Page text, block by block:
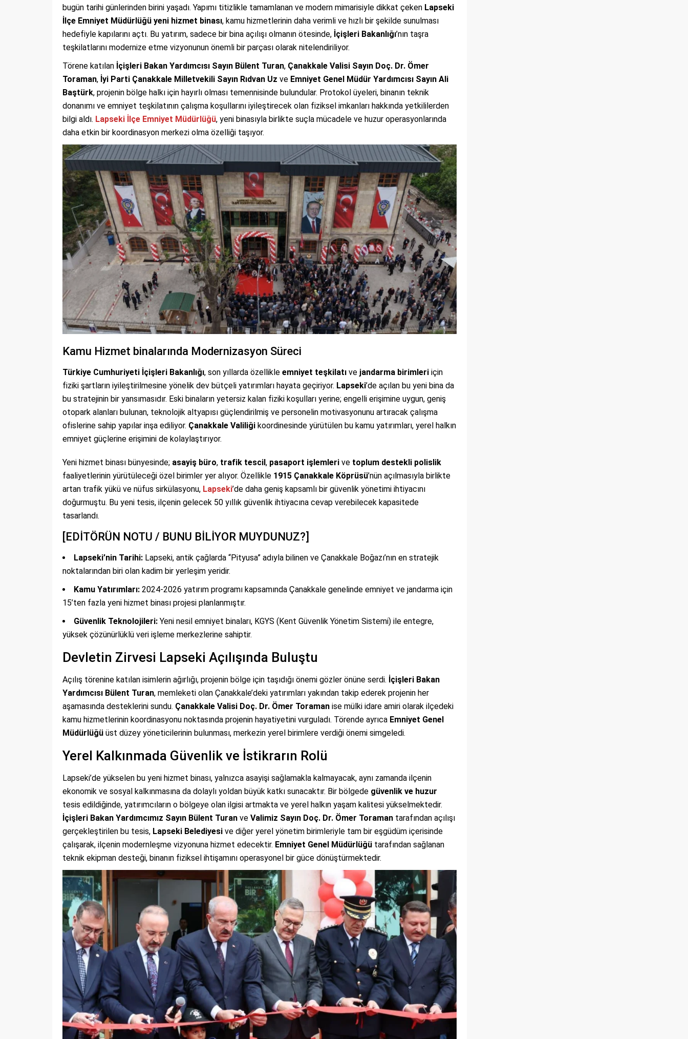
bugün tarihi günlerinden birini yaşadı. Yapımı titizlikle tamamlanan ve modern mimarisiyle dikkat çeken Lapseki
İlçe Emniyet Müdürlüğü yeni hizmet binası, kamu hizmetlerinin daha verimli ve hızlı bir şekilde sunulması
hedefiyle kapılarını açtı. Bu yatırım, sadece bir bina açılışı olmanın ötesinde, İçişleri Bakanlığı’nın taşra
teşkilatlarını modernize etme vizyonunun önemli bir parçası olarak nitelendiriliyor.
Törene katılan İçişleri Bakan Yardımcısı Sayın Bülent Turan, Çanakkale Valisi Sayın Doç. Dr. Ömer
Toraman, İyi Parti Çanakkale Milletvekili Sayın Rıdvan Uz ve Emniyet Genel Müdür Yardımcısı Sayın Ali
Baştürk, projenin bölge halkı için hayırlı olması temennisinde bulundular. Protokol üyeleri, binanın teknik
donanımı ve emniyet teşkilatının çalışma koşullarını iyileştirecek olan fiziksel imkanları hakkında yetkililerden
bilgi aldı. Lapseki İlçe Emniyet Müdürlüğü, yeni binasıyla birlikte suçla mücadele ve huzur operasyonlarında
daha etkin bir koordinasyon merkezi olma özelliği taşıyor.
Kamu Hizmet binalarında Modernizasyon Süreci
Türkiye Cumhuriyeti İçişleri Bakanlığı, son yıllarda özellikle emniyet teşkilatı ve jandarma birimleri için
fiziki şartların iyileştirilmesine yönelik dev bütçeli yatırımları hayata geçiriyor. Lapseki’de açılan bu yeni bina da
bu stratejinin bir yansımasıdır. Eski binaların yetersiz kalan fiziki koşulları yerine; engelli erişimine uygun, geniş
otopark alanları bulunan, teknolojik altyapısı güçlendirilmiş ve personelin motivasyonunu artıracak çalışma
ofislerine sahip yapılar inşa ediliyor. Çanakkale Valiliği koordinesinde yürütülen bu kamu yatırımları, yerel halkın
emniyet güçlerine erişimini de kolaylaştırıyor.
Yeni hizmet binası bünyesinde; asayiş büro, trafik tescil, pasaport işlemleri ve toplum destekli polislik
faaliyetlerinin yürütüleceği özel birimler yer alıyor. Özellikle 1915 Çanakkale Köprüsü’nün açılmasıyla birlikte
artan trafik yükü ve nüfus sirkülasyonu, Lapseki’de daha geniş kapsamlı bir güvenlik yönetimi ihtiyacını
doğurmuştu. Bu yeni tesis, ilçenin gelecek 50 yıllık güvenlik ihtiyacına cevap verebilecek kapasitede
tasarlandı.
[EDİTÖRÜN NOTU / BUNU BİLİYOR MUYDUNUZ?]
Lapseki’nin Tarihi: Lapseki, antik çağlarda “Pityusa” adıyla bilinen ve Çanakkale Boğazı’nın en stratejik
noktalarından biri olan kadim bir yerleşim yeridir.
Kamu Yatırımları: 2024-2026 yatırım programı kapsamında Çanakkale genelinde emniyet ve jandarma için
15’ten fazla yeni hizmet binası projesi planlanmıştır.
Güvenlik Teknolojileri: Yeni nesil emniyet binaları, KGYS (Kent Güvenlik Yönetim Sistemi) ile entegre,
yüksek çözünürlüklü veri işleme merkezlerine sahiptir.
Devletin Zirvesi Lapseki Açılışında Buluştu
Açılış törenine katılan isimlerin ağırlığı, projenin bölge için taşıdığı önemi gözler önüne serdi. İçişleri Bakan
Yardımcısı Bülent Turan, memleketi olan Çanakkale’deki yatırımları yakından takip ederek projenin her
aşamasında desteklerini sundu. Çanakkale Valisi Doç. Dr. Ömer Toraman ise mülki idare amiri olarak ilçedeki
kamu hizmetlerinin koordinasyonu noktasında projenin hayatiyetini vurguladı. Törende ayrıca Emniyet Genel
Müdürlüğü üst düzey yöneticilerinin bulunması, merkezin yerel birimlere verdiği önemi simgeledi.
Yerel Kalkınmada Güvenlik ve İstikrarın Rolü
Lapseki’de yükselen bu yeni hizmet binası, yalnızca asayişi sağlamakla kalmayacak, aynı zamanda ilçenin
ekonomik ve sosyal kalkınmasına da dolaylı yoldan büyük katkı sunacaktır. Bir bölgede güvenlik ve huzur
tesis edildiğinde, yatırımcıların o bölgeye olan ilgisi artmakta ve yerel halkın yaşam kalitesi yükselmektedir.
İçişleri Bakan Yardımcımız Sayın Bülent Turan ve Valimiz Sayın Doç. Dr. Ömer Toraman tarafından açılışı
gerçekleştirilen bu tesis, Lapseki Belediyesi ve diğer yerel yönetim birimleriyle tam bir eşgüdüm içerisinde
çalışarak, ilçenin modernleşme vizyonuna hizmet edecektir. Emniyet Genel Müdürlüğü tarafından sağlanan
teknik ekipman desteği, binanın fiziksel ihtişamını operasyonel bir güce dönüştürmektedir.